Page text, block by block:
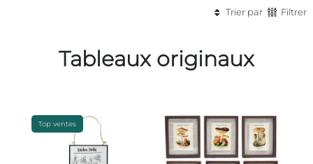
Trier par
Filtrer
Tableaux originaux
Top ventes